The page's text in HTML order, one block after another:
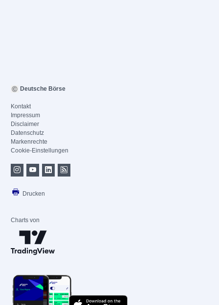
Deutsche Börse
Kontakt
Impressum
Disclaimer
Datenschutz
Markenrechte
Cookie-Einstellungen
Drucken
Charts von